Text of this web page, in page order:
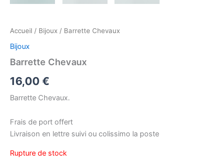
Accueil / Bijoux / Barrette Chevaux
Bijoux
Barrette Chevaux
16,00 €
Barrette Chevaux.
Frais de port offert
Livraison en lettre suivi ou colissimo la poste
Rupture de stock